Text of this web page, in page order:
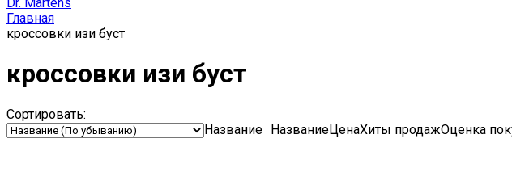
Главная
кроссовки изи буст
кроссовки изи буст
Сортировать:
Название НазваниеЦенаХиты продажОценка